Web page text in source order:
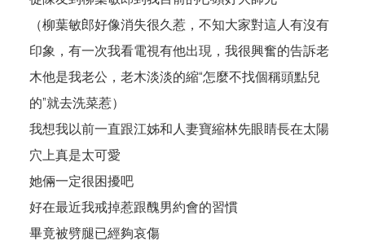
（柳葉敏郎好像消失很久惹，不知大家對這人有沒有
印象，有一次我看電視有他出現，我很興奮的告訴老
木他是我老公，老木淡淡的縮“怎麼不找個稱頭點兒
的”就去洗菜惹）
我想我以前一直跟江姊和人妻寶縮林先眼睛長在太陽
穴上真是太可愛
她倆一定很困擾吧
好在最近我戒掉惹跟醜男約會的習慣
畢竟被劈腿已經夠哀傷